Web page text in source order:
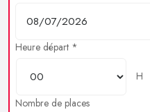
Heure départ *
H
Nombre de places